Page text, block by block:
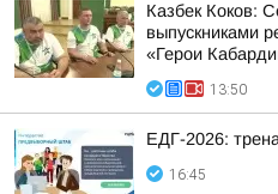
Казбек Коков:
выпускниками
«Герои
13:50
ЕДГ-2026:
16:45